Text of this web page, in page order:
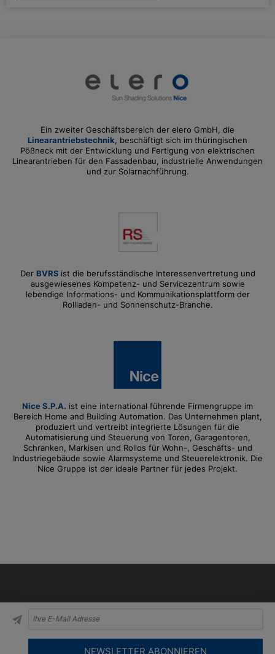
Ein zweiter Geschäftsbereich der elero GmbH, die
Linearantriebstechnik , beschäftigt sich im thüringischen
Pößneck mit der Entwicklung und Fertigung von elektrischen
Linearantrieben für den Fassadenbau, industrielle Anwendungen
und zur Solarnachführung.
Der BVRS ist die berufsständische Interessenvertretung und
ausgewiesenes Kompetenz- und Servicezentrum sowie
lebendige Informations- und Kommunikationsplattform der
Rollladen- und Sonnenschutz-Branche.
Nice S.P.A. ist eine international führende Firmengruppe im
Bereich Home and Building Automation. Das Unternehmen plant,
produziert und vertreibt integrierte Lösungen für die
Automatisierung und Steuerung von Toren, Garagentoren,
Schranken, Markisen und Rollos für Wohn-, Geschäfts- und
Industriegebäude sowie Alarmsysteme und Steuerelektronik. Die
Nice Gruppe ist der ideale Partner für jedes Projekt.